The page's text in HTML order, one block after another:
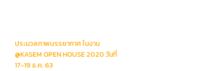
Post
navigation
ประมวลภาพบรรยากาศ ในงาน
@KASEM OPEN HOUSE 2020 วันที่
17-19 ธ.ค. 63